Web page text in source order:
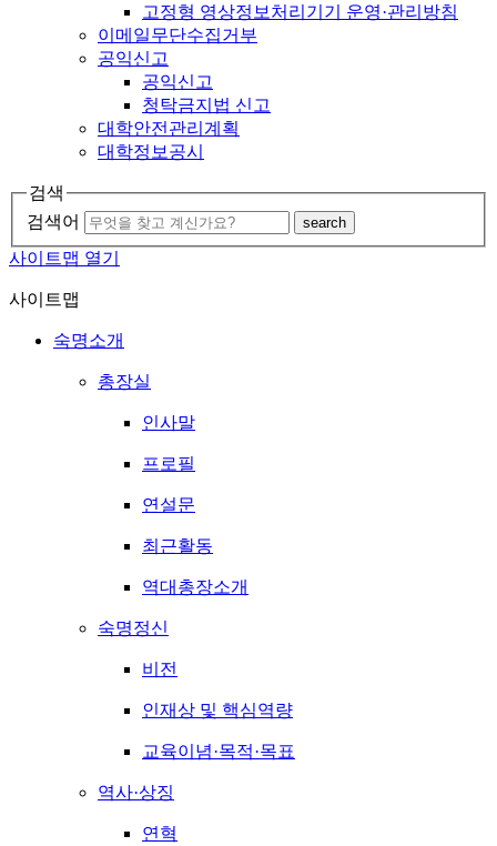
고정형 영상정보처리기기 운영·관리방침
이메일무단수집거부
공익신고
공익신고
청탁금지법 신고
대학안전관리계획
대학정보공시
검색
검색어
search
사이트맵 열기
사이트맵
숙명소개
총장실
인사말
프로필
연설문
최근활동
역대총장소개
숙명정신
비전
인재상 및 핵심역량
교육이념·목적·목표
역사·상징
연혁